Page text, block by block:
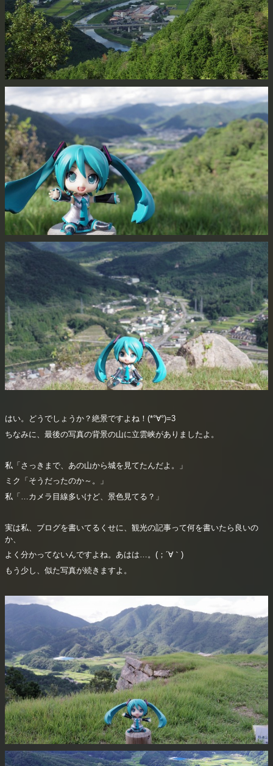
はい。どうでしょうか？絶景ですよね！(*°∀°)=3
ちなみに、最後の写真の背景の山に立雲峡がありましたよ。
私「さっきまで、あの山から城を見てたんだよ。」
ミク「そうだったのか～。」
私「…カメラ目線多いけど、景色見てる？」
実は私、ブログを書いてるくせに、観光の記事って何を書いたら良いの
か、
よく分かってないんですよね。あはは…。(；´∀｀)
もう少し、似た写真が続きますよ。